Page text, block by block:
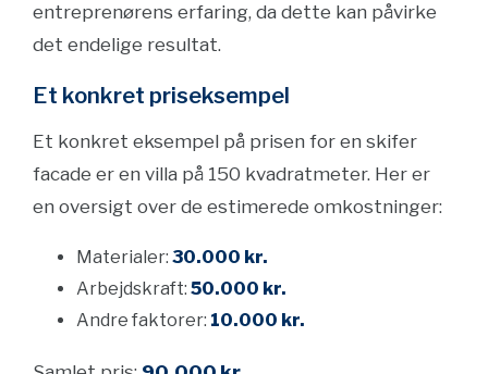
entreprenørens erfaring, da dette kan påvirke
det endelige resultat.
Et konkret priseksempel
Et konkret eksempel på prisen for en skifer
facade er en villa på 150 kvadratmeter. Her er
en oversigt over de estimerede omkostninger:
Materialer: 30.000 kr.
Arbejdskraft: 50.000 kr.
Andre faktorer: 10.000 kr.